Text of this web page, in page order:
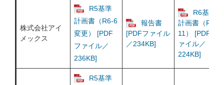
株式会社アイ
メックス
R5基準
計画書（R6-6
変更） [PDF
ファイル／
236KB]
報告書
[PDFファイル
／234KB]
R6基準
計画書（R7-
11） [PDFフ
ァイル／
224KB]
R5基準